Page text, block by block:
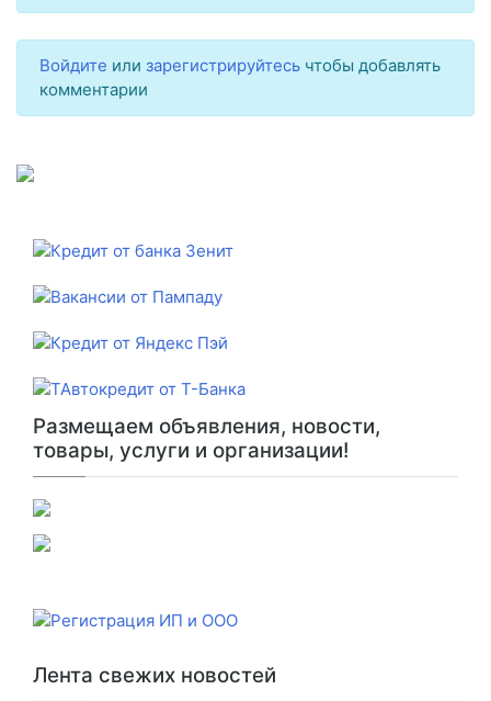
Войдите или зарегистрируйтесь чтобы добавлять
комментарии
Размещаем объявления, новости,
товары, услуги и организации!
Лента свежих новостей